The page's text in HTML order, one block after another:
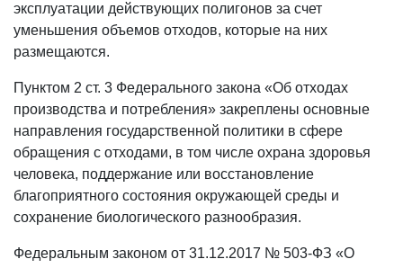
эксплуатации действующих полигонов за счет
уменьшения объемов отходов, которые на них
размещаются.
Пунктом 2 ст. 3 Федерального закона «Об отходах
производства и потребления» закреплены основные
направления государственной политики в сфере
обращения с отходами, в том числе охрана здоровья
человека, поддержание или восстановление
благоприятного состояния окружающей среды и
сохранение биологического разнообразия.
Федеральным законом от 31.12.2017 № 503-ФЗ «О